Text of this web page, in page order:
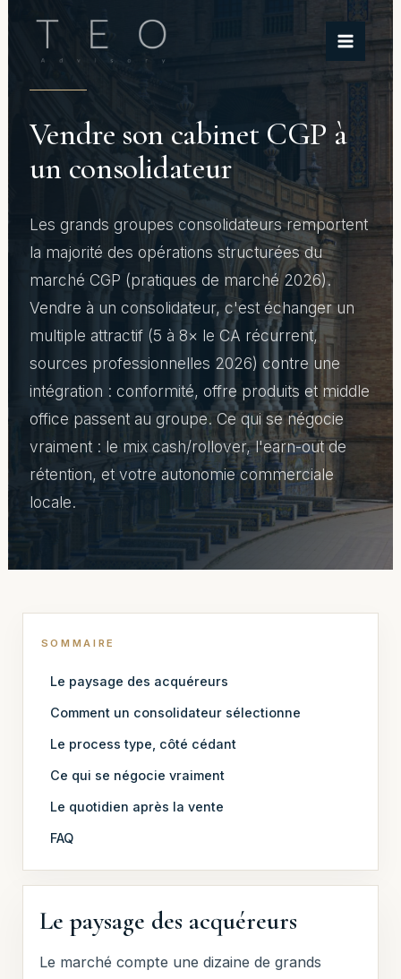
contenu
Vendre son cabinet CGP à
un consolidateur
Les grands groupes consolidateurs remportent
la majorité des opérations structurées du
marché CGP (pratiques de marché 2026).
Vendre à un consolidateur, c'est échanger un
multiple attractif (5 à 8× le CA récurrent,
sources professionnelles 2026) contre une
intégration : conformité, offre produits et middle
office passent au groupe. Ce qui se négocie
vraiment : le mix cash/rollover, l'earn-out de
rétention, et votre autonomie commerciale
locale.
SOMMAIRE
Le paysage des acquéreurs
Comment un consolidateur sélectionne
Le process type, côté cédant
Ce qui se négocie vraiment
Le quotidien après la vente
FAQ
Le paysage des acquéreurs
Le marché compte une dizaine de grands